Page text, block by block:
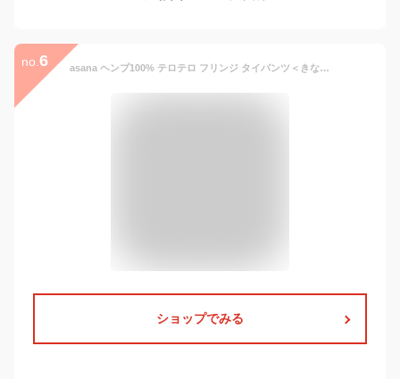
no. 6 asana ヘンプ100% テロテロ フリンジ タイパンツ＜きなり＞ 麻 レディース ボトムス フィッシャーマンパンツ サバイパンツ イージーパンツ エスニック アジアンファッション ジェンダーフリー ユニセックス
ショップでみる